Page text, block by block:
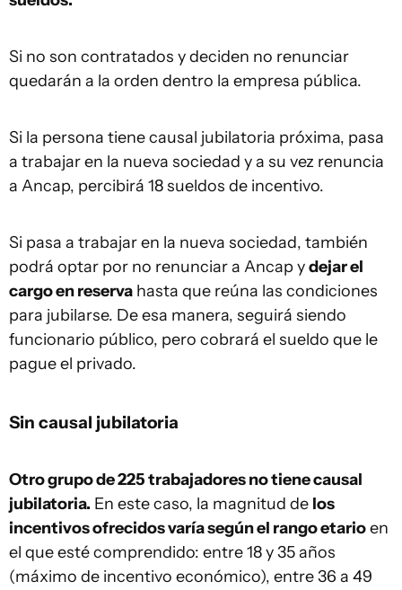
Si no son contratados y deciden no renunciar
quedarán a la orden dentro la empresa pública.
Si la persona tiene causal jubilatoria próxima, pasa
a trabajar en la nueva sociedad y a su vez renuncia
a Ancap, percibirá 18 sueldos de incentivo.
Si pasa a trabajar en la nueva sociedad, también
podrá optar por no renunciar a Ancap ydejar el
cargo en reserva hasta que reúna las condiciones
para jubilarse. De esa manera, seguirá siendo
funcionario público, pero cobrará el sueldo que le
pague el privado.
Sin causal jubilatoria
Otro grupo de 225 trabajadores no tiene causal
jubilatoria. En este caso, la magnitud de los
incentivos ofrecidos varía según el rango etarioen
el que esté comprendido: entre 18 y 35 años
(máximo de incentivo económico), entre 36 a 49